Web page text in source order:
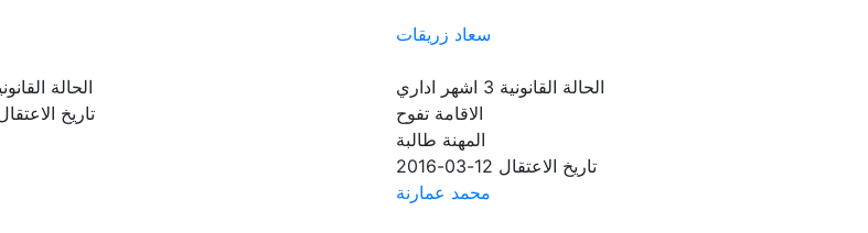
سعاد زريقات
الحالة القانونية 3 اشهر اداري
الاقامة تفوح
المهنة طالبة
تاريخ الاعتقال 12-03-2016
الحالة
تاريخ
محمد عمارنة